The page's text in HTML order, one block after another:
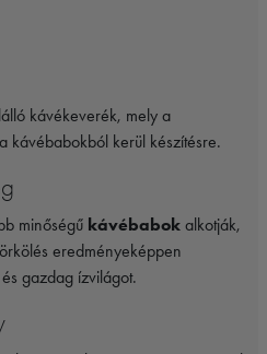
kávékeverék, mely a
kávébabokból kerül készítésre.
minőségű kávébabok alkotják,
eredményeképpen
gazdag ízvilágot.